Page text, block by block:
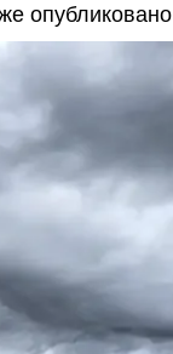
опубликовано